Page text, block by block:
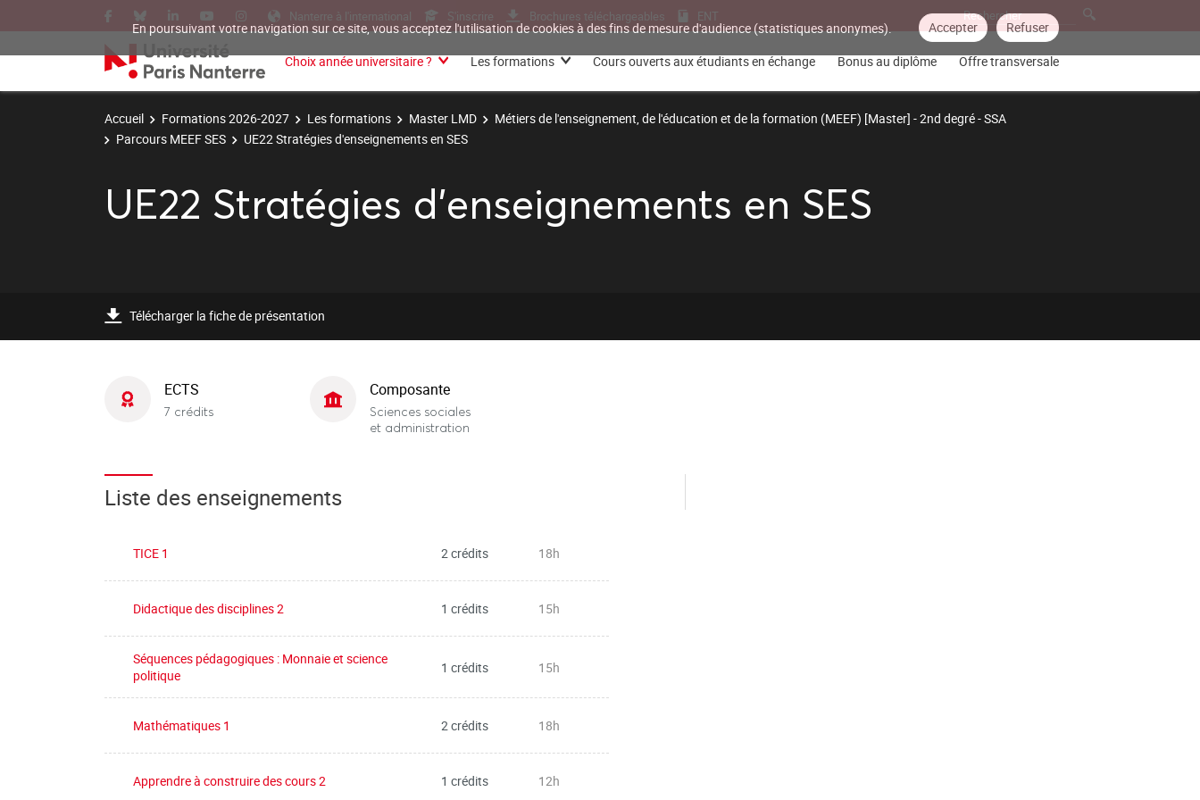
En poursuivant votre navigation sur ce site, vous acceptez l'utilisation de cookies à des fins de mesure d'audience (statistiques anonymes). Accepter Refuser
Nanterre à l'international S'inscrire Brochures téléchargeables ENT
Choix année universitaire ? Les formations Cours ouverts aux étudiants en échange Bonus au diplôme Offre transversale
Accueil Formations 2026-2027 Les formations Master LMD
Métiers de l'enseignement, de l'éducation et de la formation (MEEF) [Master] - 2nd degré - SSA
Parcours MEEF SES
UE22 Stratégies d'enseignements en SES
UE22 Stratégies d'enseignements en SES
Télécharger la fiche de présentation
ECTS
7 crédits
Composante
Sciences sociales
et administration
Liste des enseignements
TICE 1 2 crédits 18h
Didactique des disciplines 2 1 crédits 15h
Séquences pédagogiques : Monnaie et science
politique
1 crédits 15h
Mathématiques 1 2 crédits 18h
Apprendre à construire des cours 2 1 crédits 12h